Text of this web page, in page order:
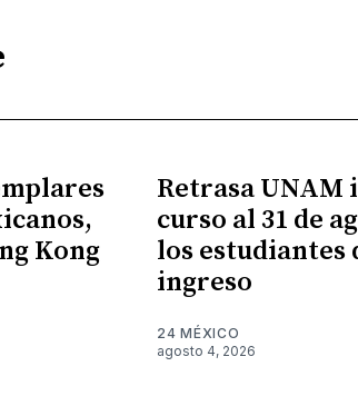
Kong
Retrasa UNAM
curso al 31 de
los estudiantes
ingreso
24 MÉXICO
agosto 4, 2026